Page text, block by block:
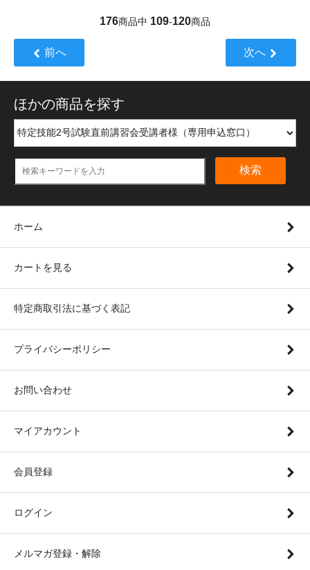
176商品中 109-120商品
前へ 次へ
ほかの商品を探す
検索
ホーム
カートを見る
特定商取引法に基づく表記
プライバシーポリシー
お問い合わせ
マイアカウント
会員登録
ログイン
メルマガ登録・解除